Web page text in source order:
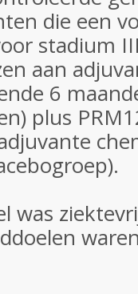
die een
stadium
aan
6
plus
was